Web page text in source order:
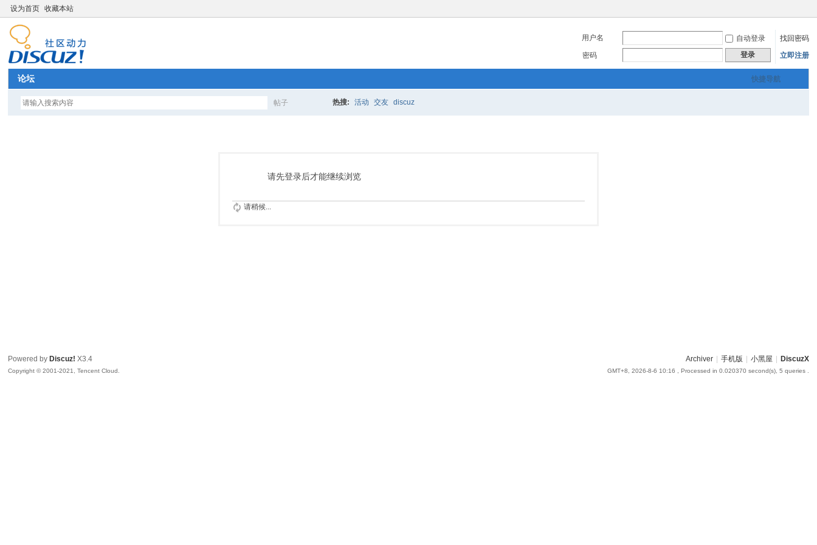
设为首页 收藏本站
用户名 自动登录
找回密码
密码
登录 立即注册
快捷导航
论坛
帖子
索
热搜: 活动 交友 discuz
请先登录后才能继续浏览
请稍候...
Archiver 手机版 小黑屋 DiscuzX
GMT+8, 2026-8-6 10:16 , Processed in 0.020370 second(s), 5 queries .
Powered by Discuz! X3.4
Copyright © 2001-2021, Tencent Cloud.